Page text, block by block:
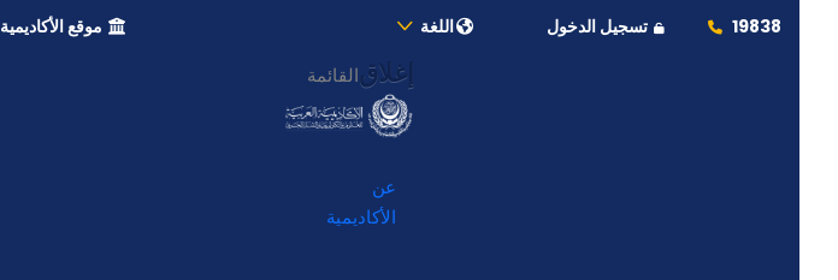
19838 تسجيل الدخول اللغة موقع الأكاديمية
إغلاق القائمة
عن
الأكاديمية